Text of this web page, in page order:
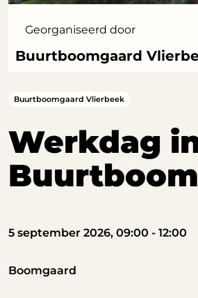
Georganiseerd door
Buurtboomgaard
Buurtboomgaard Vlierbeek
Werkdag
5 september 2026, 09:00 - 12:00
Boomgaard